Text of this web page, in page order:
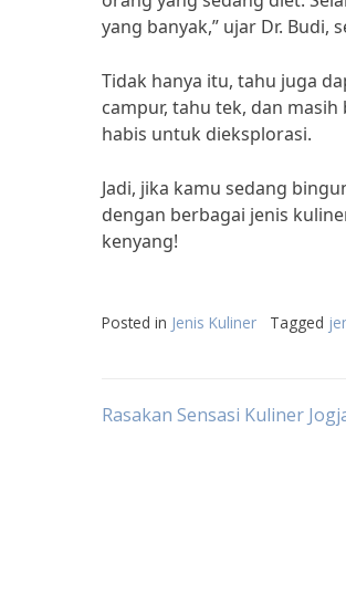
yang banyak,” ujar Dr. Budi,
Tidak hanya itu, tahu juga
campur, tahu tek, dan
habis untuk dieksplorasi.
Jadi, jika kamu sedang
dengan berbagai jenis
kenyang!
Posted in Jenis Kuliner Tagged
Post
Rasakan Sensasi Kuliner